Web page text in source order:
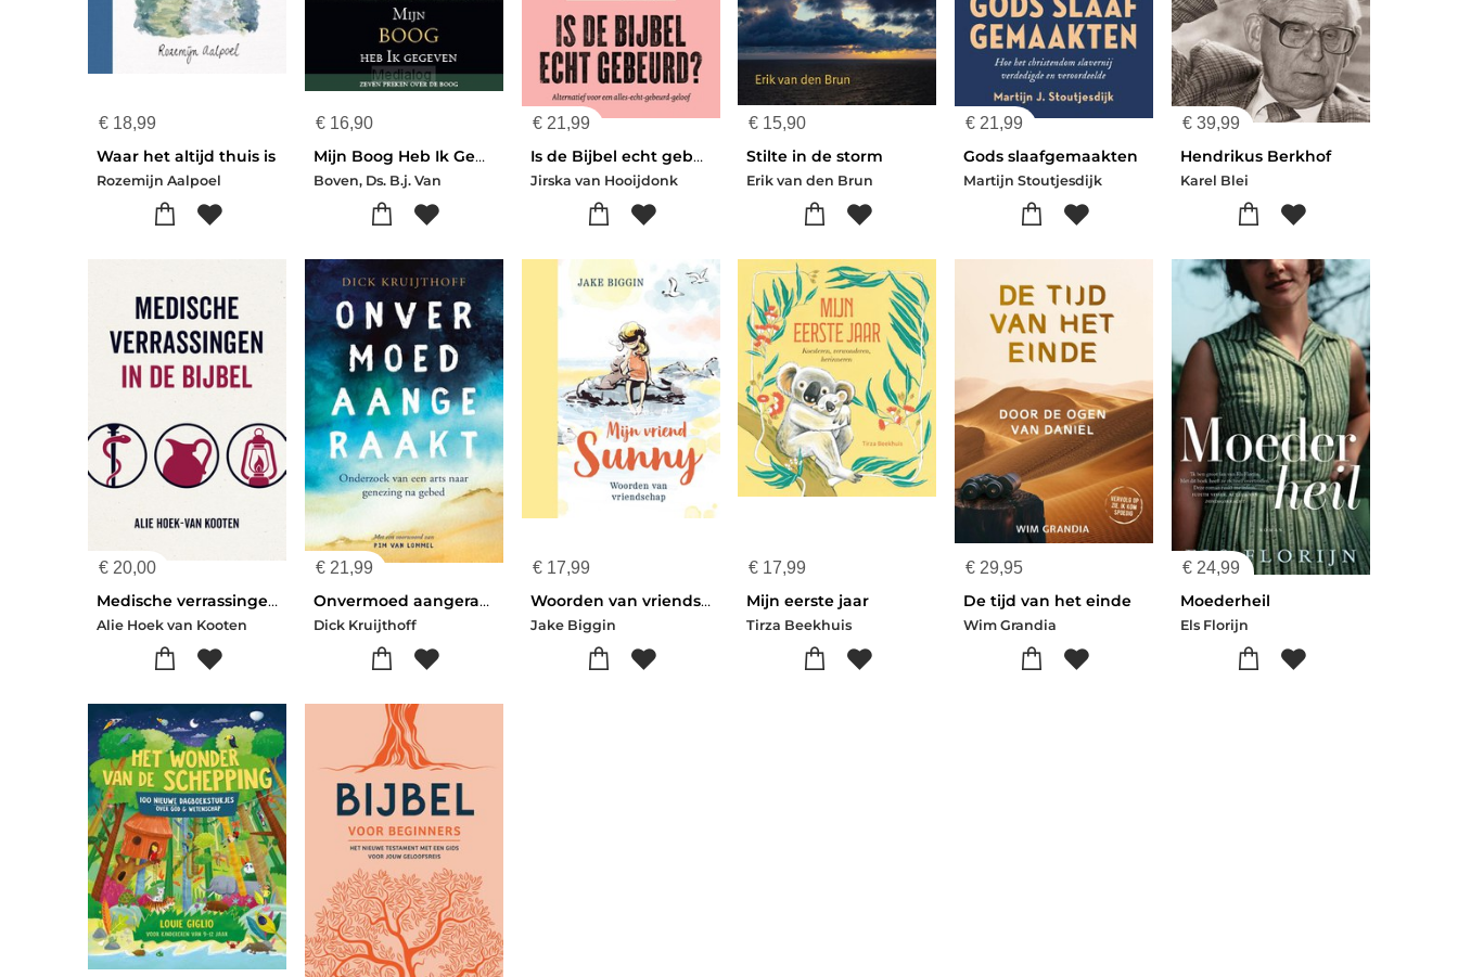
€18,99
Waar het altijd thuis is
Rozemijn Aalpoel
€16,90
Mijn Boog Heb Ik Gegeven
Boven, Ds. B.j. Van
€21,99
Is de Bijbel echt gebeurd?
Jirska van Hooijdonk
€ 15,90
Stilte in de storm
Erik van den Brun
€ 21,99
Gods slaafgemaakten
Martijn Stoutjesdijk
€ 39,99
Hendrikus Berkhof
Karel Blei
€20,00
Medische verrassingen in de Bijbel
Alie Hoek van Kooten
€21,99
Onvermoed aangeraakt
Dick Kruijthoff
€17,99
Woorden van vriendschap
Jake Biggin
€ 17,99
Mijn eerste jaar
Tirza Beekhuis
€ 29,95
De tijd van het einde
Wim Grandia
€ 24,99
Moederheil
Els Florijn